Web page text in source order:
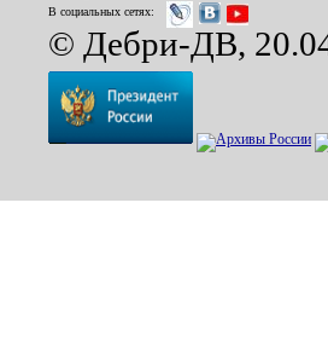
В социальных сетях:
© Дебри-ДВ,